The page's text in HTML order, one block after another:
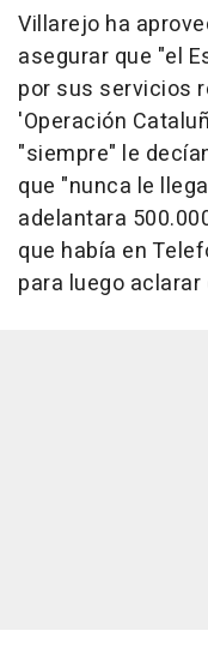
Villarejo ha
asegurar que "el
por sus servicios
'Operación
"siempre" le
que "nunca le
adelantara
que había en
para luego